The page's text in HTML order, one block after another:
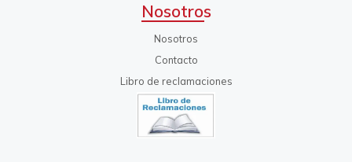
Nosotros
Nosotros
Contacto
Libro de reclamaciones